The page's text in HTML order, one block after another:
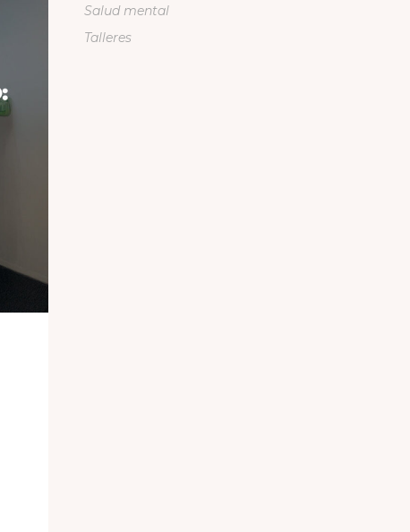
Salud mental
Talleres